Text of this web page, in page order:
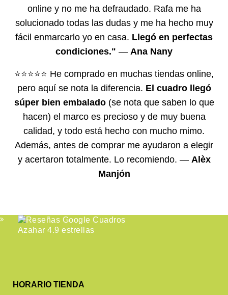
online y no me ha defraudado. Rafa me ha
solucionado todas las dudas y me ha hecho muy
fácil enmarcarlo yo en casa. Llegó en perfectas
condiciones." — Ana Nany
⭐⭐⭐⭐⭐ He comprado en muchas tiendas online,
pero aquí se nota la diferencia. El cuadro llegó
súper bien embalado(se nota que saben lo que
hacen) el marco es precioso y de muy buena
calidad, y todo está hecho con mucho mimo.
Además, antes de comprar me ayudaron a elegir
y acertaron totalmente. Lo recomiendo. — Alèx
Manjón
HORARIO TIENDA